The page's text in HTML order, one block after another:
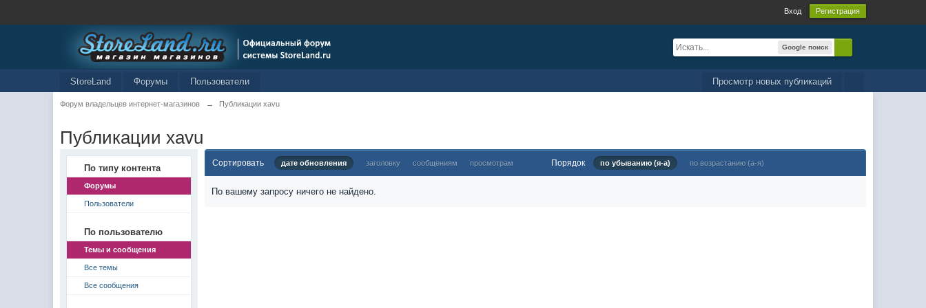
Вход Регистрация
Google поиск
Просмотр новых публикаций
StoreLand Форумы Пользователи
Форум владельцев интернет-магазинов → Публикации xavu
Публикации xavu
По типу контента
Форумы
Пользователи
По пользователю
Темы и сообщения
Все темы
Все сообщения
Сортировать дате обновления заголовку сообщениям просмотрам Порядок по убыванию (я-а) по возрастанию (а-я)
По вашему запросу ничего не найдено.